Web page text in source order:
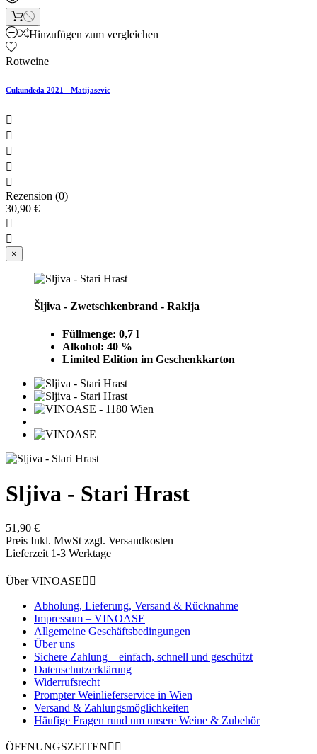
Hinzufügen zum vergleichen
Rotweine
Cukundeda 2021 - Matijasevic





Rezension (0)
30,90 €


×
Šljiva - Zwetschkenbrand - Rakija
Füllmenge: 0,7 l
Alkohol: 40 %
Limited Edition im Geschenkkarton
Sljiva - Stari Hrast
51,90 €
Preis Inkl. MwSt zzgl. Versandkosten
Lieferzeit 1-3 Werktage
Über VINOASE 
Abholung, Lieferung, Versand & Rücknahme
Impressum – VINOASE
Allgemeine Geschäftsbedingungen
Über uns
Sichere Zahlung – einfach, schnell und geschützt
Datenschutzerklärung
Widerrufsrecht
Prompter Weinlieferservice in Wien
Versand & Zahlungsmöglichkeiten
Häufige Fragen rund um unsere Weine & Zubehör
ÖFFNUNGSZEITEN 